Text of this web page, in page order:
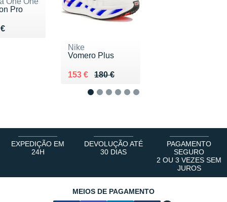
Pro
170 €
Nike
Vomero Plus
180 €
Au lieu de 180 €
153 €
Vendu 153 €
EXPEDIÇÃO EM
24H
DEVOLUÇÃO ATÉ
30 DIAS
PAGAMENTO
SEGURO
2 OU 3 VEZES SEM
JUROS
MEIOS DE PAGAMENTO